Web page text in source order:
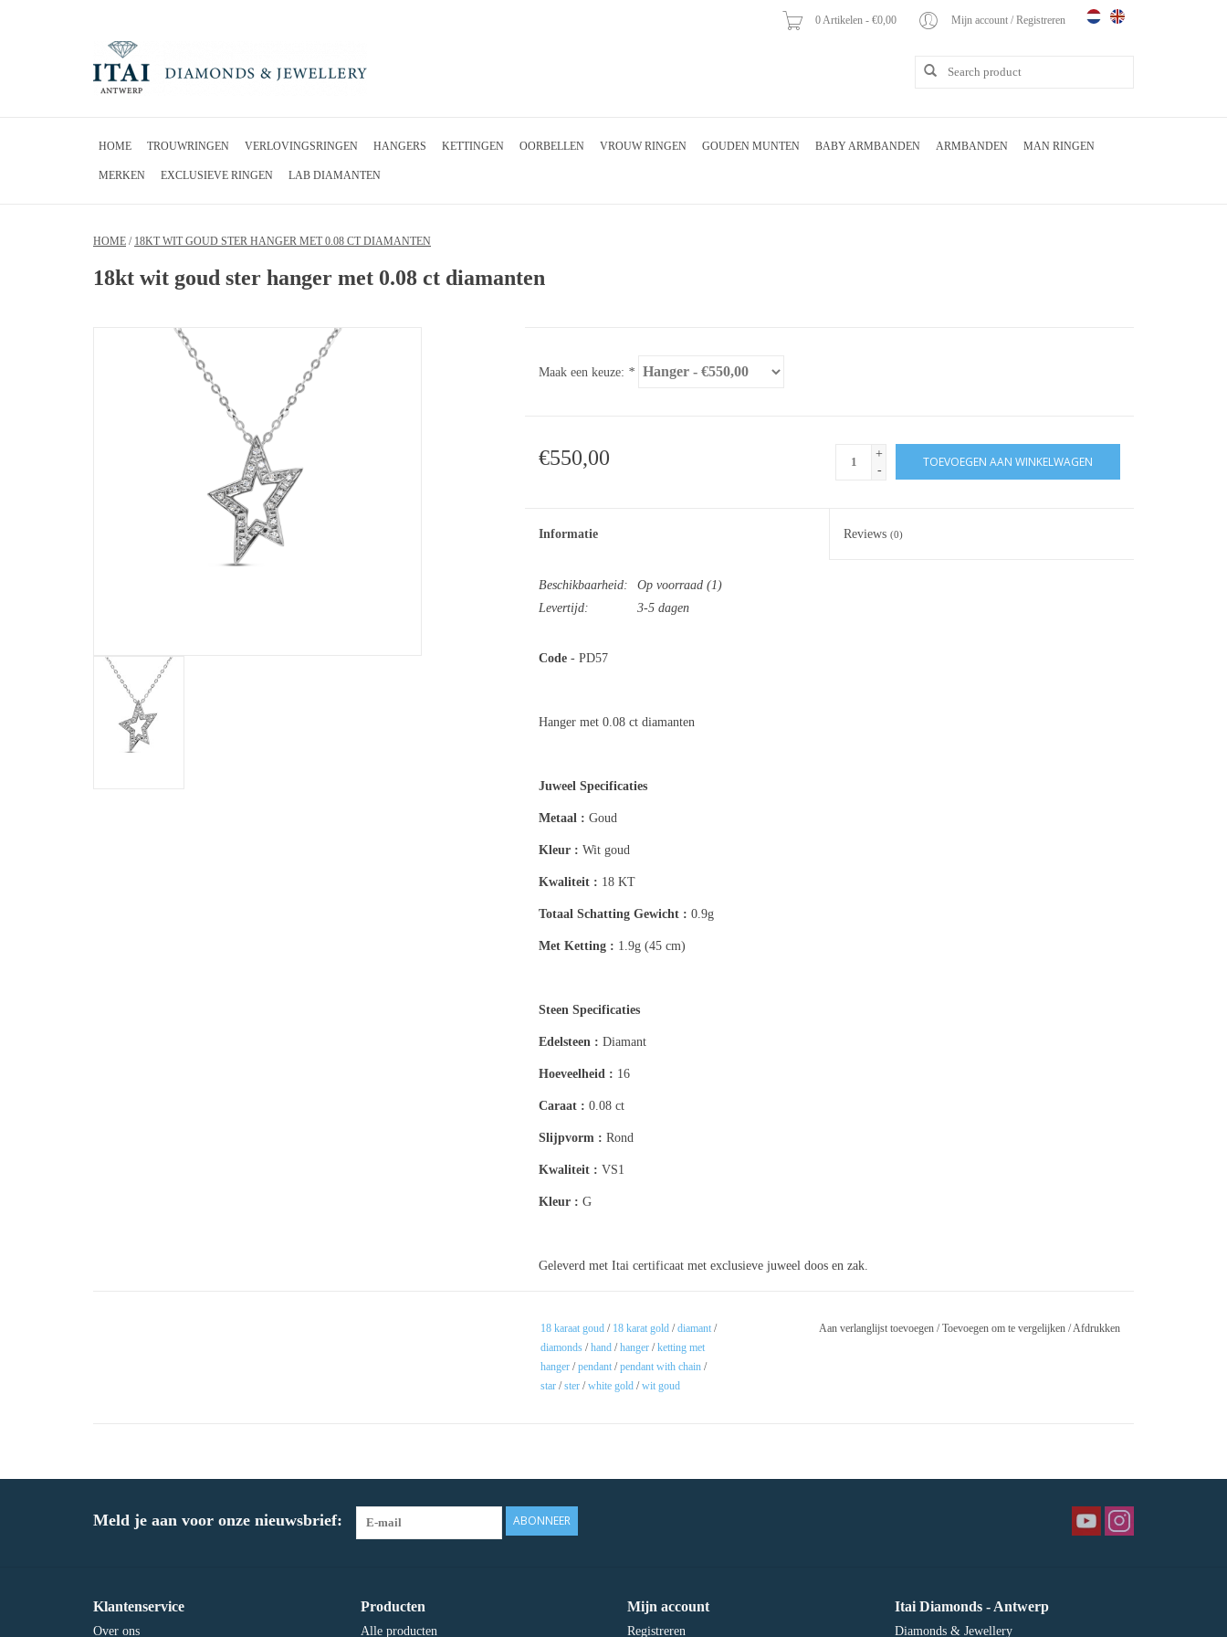
0 Artikelen - €0,00 Mijn account / Registreren
HOME TROUWRINGEN VERLOVINGSRINGEN HANGERS KETTINGEN OORBELLEN VROUW RINGEN GOUDEN MUNTEN BABY ARMBANDEN ARMBANDEN MAN RINGEN
MERKEN EXCLUSIEVE RINGEN LAB DIAMANTEN
HOME / 18KT WIT GOUD STER HANGER MET 0.08 CT DIAMANTEN
18kt wit goud ster hanger met 0.08 ct diamanten
Maak een keuze: *
€550,00
+
-
TOEVOEGEN AAN WINKELWAGEN
Informatie Reviews(0)
Beschikbaarheid: Op voorraad(1)
Levertijd:
3-5 dagen
Code - PD57
Hanger met 0.08 ct diamanten
Juweel Specificaties
Metaal : Goud
Kleur : Wit goud
Kwaliteit : 18 KT
Totaal Schatting Gewicht : 0.9g
Met Ketting : 1.9g (45 cm)
Steen Specificaties
Edelsteen : Diamant
Hoeveelheid : 16
Caraat : 0.08 ct
Slijpvorm : Rond
Kwaliteit : VS1
Kleur : G
Geleverd met Itai certificaat met exclusieve juweel doos en zak.
18 karaat goud / 18 karat gold /diamant /
diamonds /hand /hanger /ketting met
hanger /pendant /pendant with chain /
star /ster /white gold /wit goud
Aan verlanglijst toevoegen/Toevoegen om te vergelijken /Afdrukken
Meld je aan voor onze nieuwsbrief: ABONNEER
Klantenservice
Over ons
Producten
Alle producten
Mijn account
Registreren
Itai Diamonds - Antwerp
Diamonds & Jewellery